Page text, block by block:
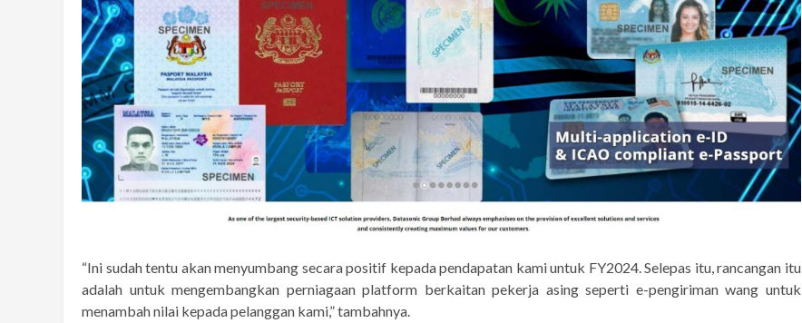
“Ini sudah tentu akan menyumbang secara positif kepada pendapatan kami untuk FY2024. Selepas itu, rancangan itu
adalah untuk mengembangkan perniagaan platform berkaitan pekerja asing seperti e-pengiriman wang untuk
menambah nilai kepada pelanggan kami,” tambahnya.